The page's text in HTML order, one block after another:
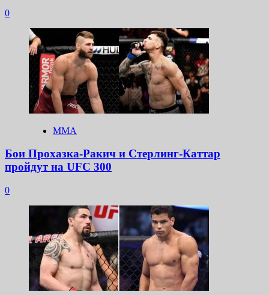
0
ММА
Бои Прохазка-Ракич и Стерлинг-Каттар
пройдут на UFC 300
0